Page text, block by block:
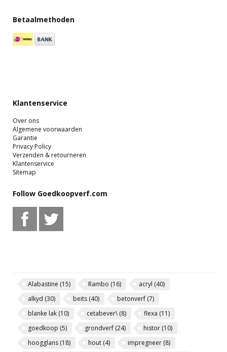
Betaalmethoden
Klantenservice
Over ons
Algemene voorwaarden
Garantie
Privacy Policy
Verzenden & retourneren
Klantenservice
Sitemap
Follow Goedkoopverf.com
Alabastine (15) Rambo (16) acryl (40)
alkyd (30) beits (40) betonverf (7)
blanke lak (10) cetabever\(8) flexa (11)
goedkoop (5) grondverf (24) histor (10)
hoogglans (18) hout (4) impregneer (8)